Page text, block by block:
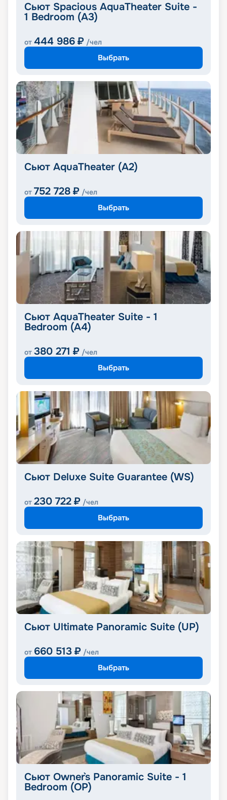
Сьют Spacious AquaTheater Suite -
1 Bedroom (A3)
от 444 986 ₽ /чел
Выбрать
Сьют AquaTheater (A2)
от 752 728 ₽ /чел
Выбрать
Сьют AquaTheater Suite - 1
Bedroom (A4)
от 380 271 ₽ /чел
Выбрать
Сьют Deluxe Suite Guarantee (WS)
от 230 722 ₽ /чел
Выбрать
Сьют Ultimate Panoramic Suite (UP)
от 660 513 ₽ /чел
Выбрать
Сьют Owner`s Panoramic Suite - 1
Bedroom (OP)